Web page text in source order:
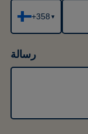
+358 ▾
رسالة